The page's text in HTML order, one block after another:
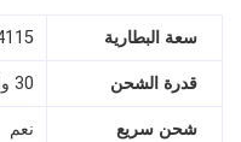
سعة البطارية 4115 ميلي
قدرة الشحن 30 واط
شحن سريع نعم